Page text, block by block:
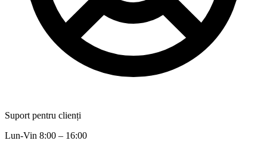
Suport pentru clienți
Lun-Vin 8:00 – 16:00